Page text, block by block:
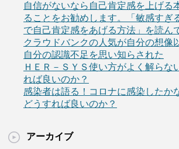
自信がないなら自己肯定感を上げる
ることをお勧めします。「敏感すぎ
で自己肯定感をあげる方法」を読ん
クラウドバンクの人気が自分の想像
自分の認識不足を思い知らされた
ＨＥＲ－ＳＹＳ使い方がよく解らな
れば良いのか？
感染者は語る！コロナに感染したか
どうすれば良いのか？
アーカイブ